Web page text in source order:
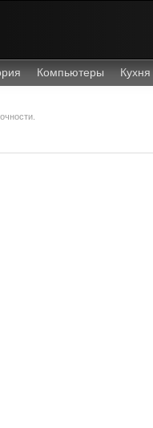
Компьютеры Кухня